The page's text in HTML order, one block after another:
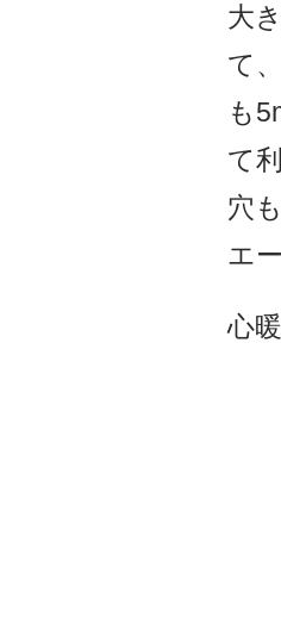
大
て
も
て
穴
エ
心